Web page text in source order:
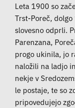
Leta 1900 so
Trst-Poreč,
slovesno odprli.
Parenzana,
progo ukinila, jo
naložili na ladjo
nekje v
le postaje, te so
pripovedujejo